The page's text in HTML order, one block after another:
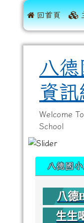
 回首頁
八
資訊
Welcome
School
八德國
八德
生生